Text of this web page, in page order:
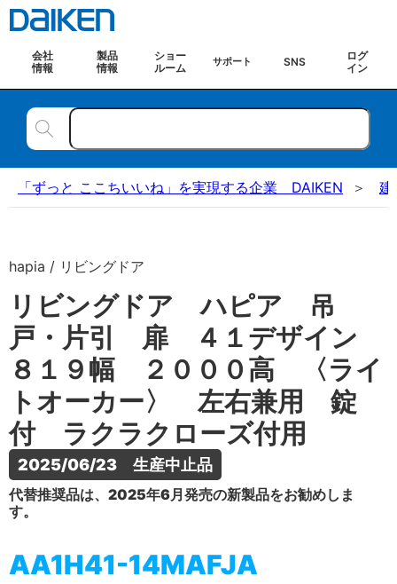
会社
情報
製品
情報
ショー
ルーム
サポート SNS
ログ
イン
「ずっと ここちいいね」を実現する企業 DAIKEN 建
hapia / リビングドア
リビングドア ハピア 吊
戸・片引 扉 ４１デザイン
８１９幅 ２０００高 〈ライ
トオーカー〉 左右兼用 錠
付 ラクラクローズ付用
2025/06/23　生産中止品
代替推奨品は、2025年6月発売の新製品をお勧めしま
す。
AA1H41-14MAFJA